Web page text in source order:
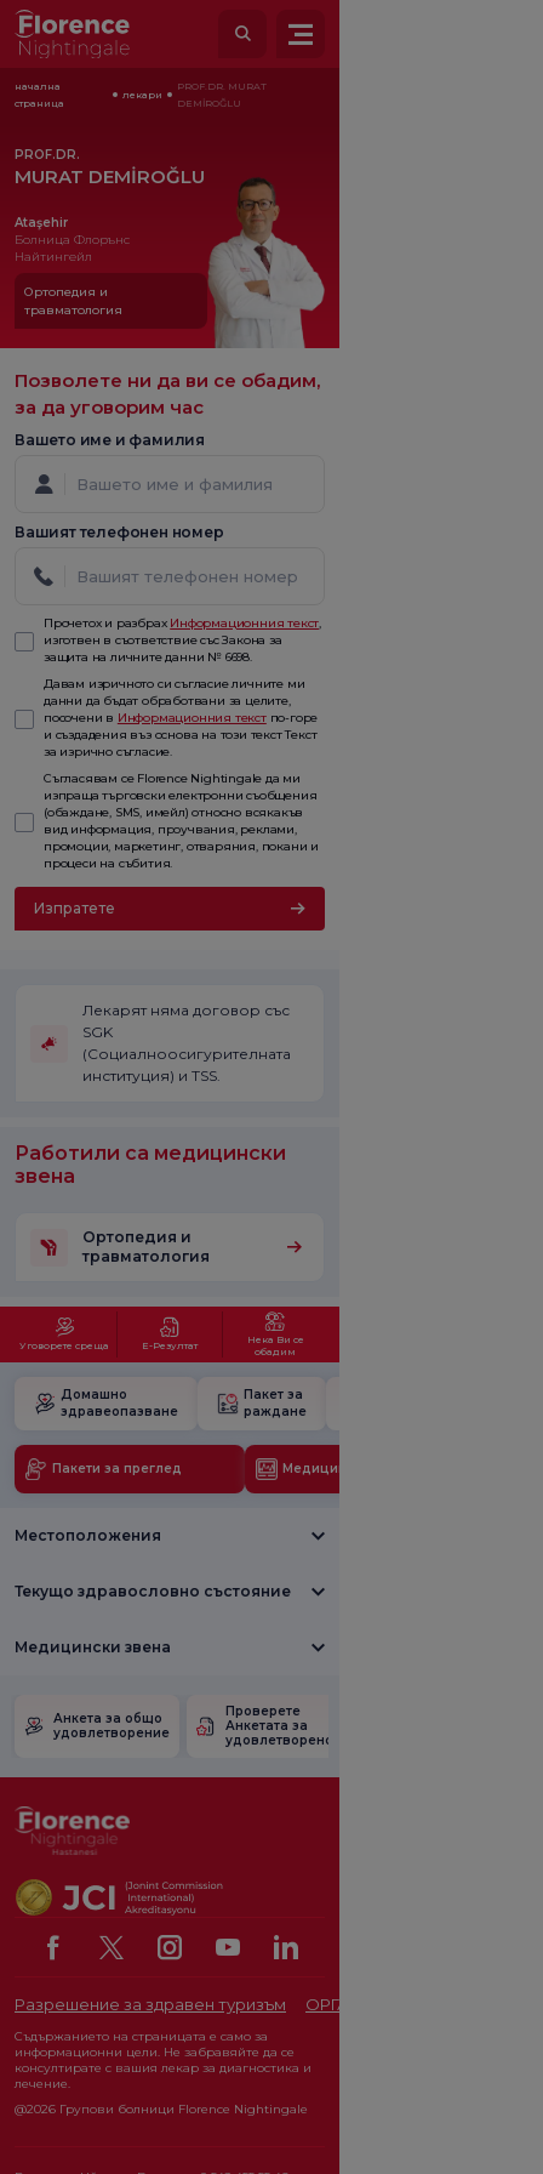
начална
страница
лекари
PROF.DR. MURAT
DEMİROĞLU
PROF.DR.
MURAT DEMİROĞLU
Ataşehir
Болница Флорънс
Найтингейл
Ортопедия и
травматология
Позволете ни да ви се обадим,
за да уговорим час
Вашето име и фамилия
Вашият телефонен номер
Прочетох и разбрах Информационния текст,
изготвен в съответствие със Закона за
защита на личните данни № 6698.
Давам изричното си съгласие личните ми
данни да бъдат обработвани за целите,
посочени в Информационния текстпо-горе
и създадения въз основа на този текст Текст
за изрично съгласие.
Съгласявам се Florence Nightingale да ми
изпраща търговски електронни съобщения
(обаждане, SMS, имейл) относно всякакъв
вид информация, проучвания, реклами,
промоции, маркетинг, отваряния, покани и
процеси на събития.
Изпратете
Лекарят няма договор със
SGK
(Социалноосигурителната
институция) и TSS.
Работили са медицински
звена
Ортопедия и
травматология
Уговорете среща Е-Резултат
Нека Ви се
обадим
Домашно
здравеопазване
Пакет за
раждане
Пакети за преглед Медицински технологии
Местоположения
Текущо здравословно състояние
Медицински звена
Анкета за общо
удовлетворение
Проверете
Анкетата за
удовлетвореност.
Разрешение за здравен туризъм ОРГАН ЗА ЗАЩИТА НА
Съдържанието на страницата е само за
информационни цели. Не забравяйте да се
консултирате с вашия лекар за диагностика и
лечение.
@2026 Групови болници Florence Nightingale